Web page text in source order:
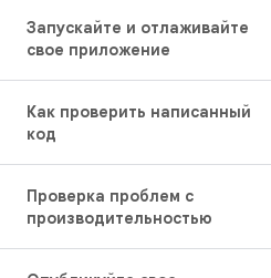
Запускайте и отлаживайте
свое приложение
Как проверить написанный
код
Проверка проблем с
производительностью